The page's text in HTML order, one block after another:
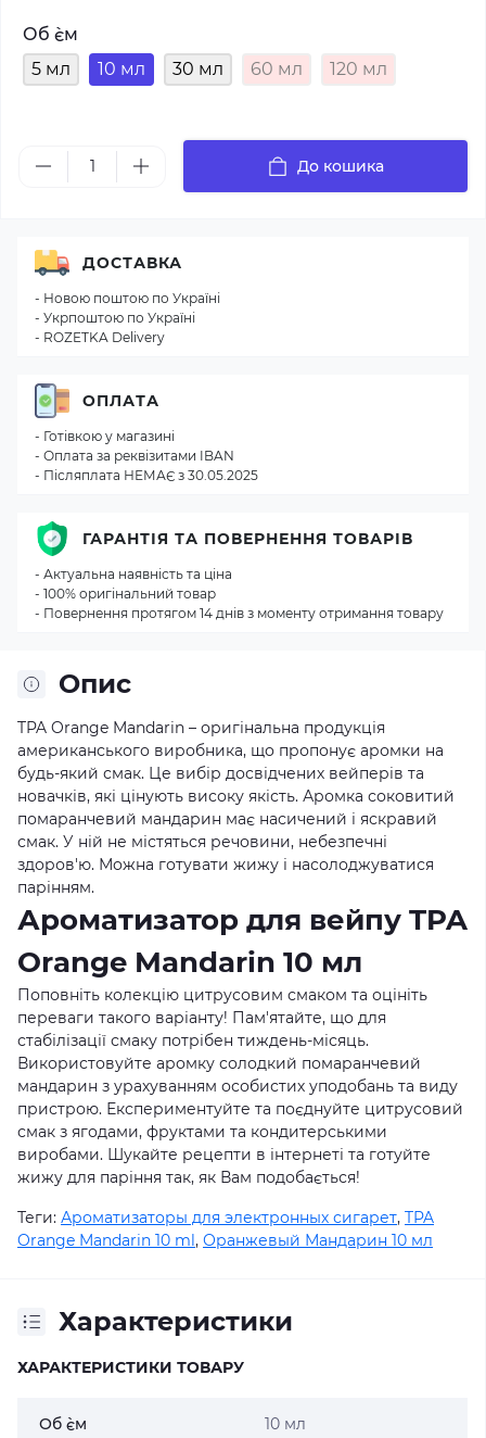
Об `єм
5 мл
10 мл 30 мл 60 мл 120 мл
До кошика
Опис
TPA Orange Mandarin – оригінальна продукція
американського виробника, що пропонує аромки на
будь-який смак. Це вибір досвідчених вейперів та
новачків, які цінують високу якість. Аромка соковитий
помаранчевий мандарин має насичений і яскравий
смак. У ній не містяться речовини, небезпечні
здоров'ю. Можна готувати жижу і насолоджуватися
парінням.
Ароматизатор для вейпу TPA
Orange Mandarin 10 мл
Поповніть колекцію цитрусовим смаком та оцініть
переваги такого варіанту! Пам'ятайте, що для
стабілізації смаку потрібен тиждень-місяць.
Використовуйте аромку солодкий помаранчевий
мандарин з урахуванням особистих уподобань та виду
пристрою. Експериментуйте та поєднуйте цитрусовий
смак з ягодами, фруктами та кондитерськими
виробами. Шукайте рецепти в інтернеті та готуйте
жижу для паріння так, як Вам подобається!
Теги: Ароматизаторы для электронных сигарет, TPA
Orange Mandarin 10 ml, Оранжевый Мандарин 10 мл
Характеристики
ХАРАКТЕРИСТИКИ ТОВАРУ
Об `єм 10 мл
ДОСТАВКА
- Новою поштою по Україні
- Укрпоштою по Україні
- ROZETKA Delivery
ОПЛАТА
- Готівкою у магазині
- Оплата за реквізитами IBAN
- Післяплата НЕМАЄ з 30.05.2025
ГАРАНТІЯ ТА ПОВЕРНЕННЯ ТОВАРІВ
- Актуальна наявність та ціна
- 100% оригінальний товар
- Повернення протягом 14 днів з моменту отримання товару